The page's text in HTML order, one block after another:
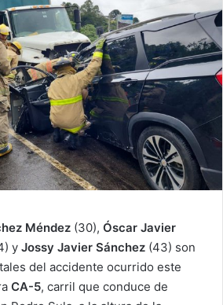
Méndez (30), Óscar Javier
y Jossy Javier Sánchez (43) son
del accidente ocurrido este
CA-5, carril que conduce de